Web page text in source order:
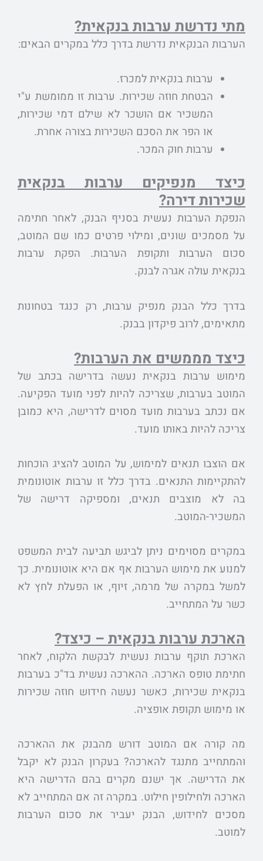
מתי נדרשת ערבות בנקאית?
הערבות הבנקאית נדרשת בדרך כלל במקרים הבאים:
ערבות בנקאית למכרז.
הבטחת חוזה שכירות. ערבות זו ממומשת ע"י
המשכיר אם הושכר לא שילם דמי שכירות,
או הפר את הסכם השכירות בצורה אחרת.
ערבות חוק המכר.
כיצד מנפיקים ערבות בנקאית
שכירות דירה?
הנפקת הערבות נעשית בסניף הבנק, לאחר חתימה
על מסמכים שונים, ומילוי פרטים כמו שם המוטב,
סכום הערבות ותקופת הערבות. הפקת ערבות
בנקאית עולה אגרה לבנק.
בדרך כלל הבנק מנפיק ערבות, רק כנגד בטחונות
מתאימים, לרוב פיקדון בבנק.
כיצד מממשים את הערבות?
מימוש ערבות בנקאית נעשה בדרישה בכתב של
המוטב בערבות, שצריכה להיות לפני מועד הפקיעה.
אם נכתב בערבות מועד מסוים לדרישה, היא כמובן
צריכה להיות באותו מועד.
אם הוצבו תנאים למימוש, על המוטב להציג הוכחות
להתקיימות התנאים. בדרך כלל זו ערבות אוטונומית
בה לא מוצבים תנאים, ומספיקה דרישה של
המשכיר-המוטב.
במקרים מסוימים ניתן לביגש תביעה לבית המשפט
למנוע את מימוש הערבות אף אם היא אוטונומית. כך
למשל במקרה של מרמה, זיוף, או הפעלת לחץ לא
כשר על המתחייב.
הארכת ערבות בנקאית – כיצד?
הארכת תוקף ערבות נעשית לבקשת הלקוח, לאחר
חתימת טופס הארכה. ההארכה נעשית בד"כ בערבות
בנקאית שכירות, כאשר נעשה חידוש חוזה שכירות
או מימוש תקופת אופציה.
מה קורה אם המוטב דורש מהבנק את ההארכה
והמתחייב מתנגד להארכה? בעקרון הבנק לא יקבל
את הדרישה. אך ישנם מקרים בהם הדרישה היא
הארכה ולחילופין חילוט. במקרה זה אם המתחייב לא
מסכים לחידוש, הבנק יעביר את סכום הערבות
למוטב.